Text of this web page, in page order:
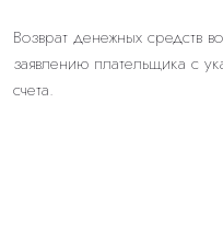
Возврат денежных средств
заявлению плательщика с
счета.